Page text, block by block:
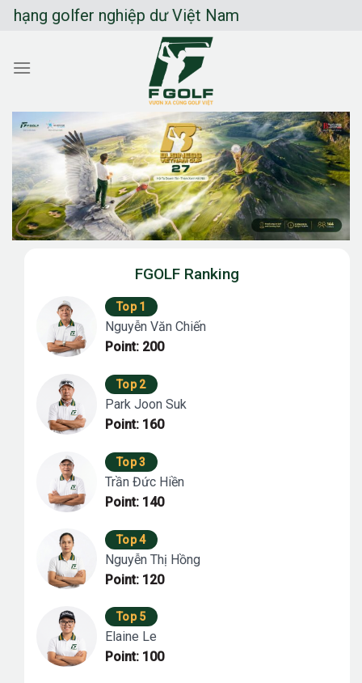
Chuyển
dung
nghiệp dư Việt Nam
FGOLF Ranking
Top 1
Nguyễn Văn Chiến
Point: 200
Top 2
Park Joon Suk
Point: 160
Top 3
Trần Đức Hiền
Point: 140
Top 4
Nguyễn Thị Hồng
Point: 120
Top 5
Elaine Le
Point: 100